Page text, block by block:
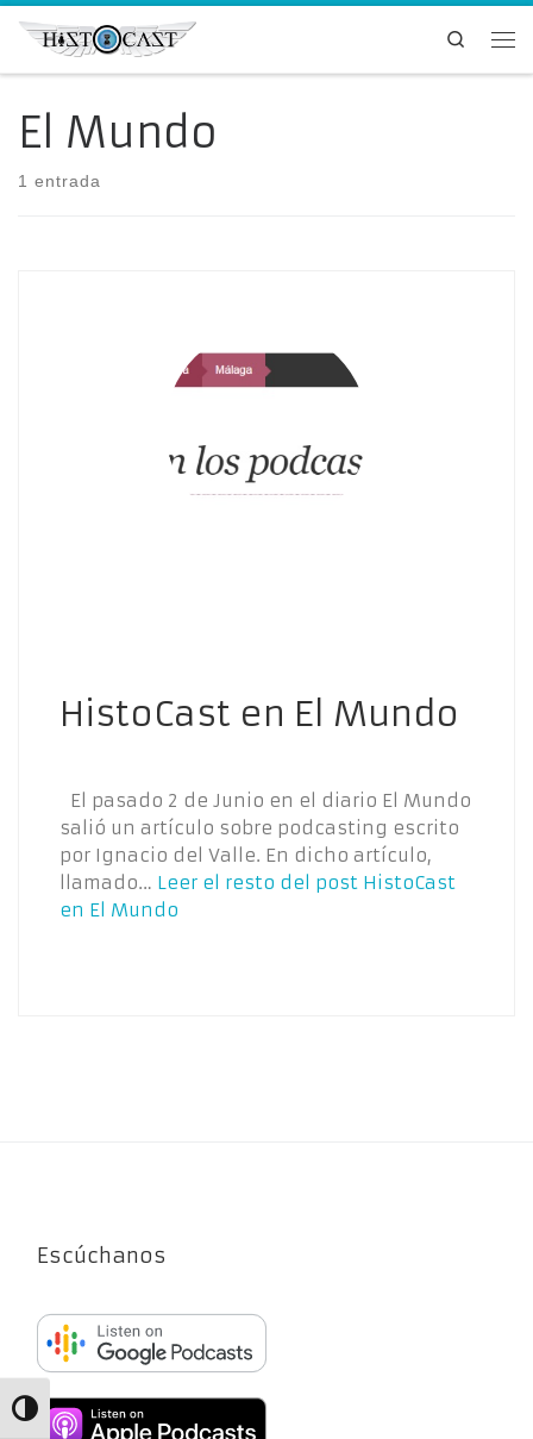
Alternar alto contraste
Saltar al contenido
Search
El Mundo
1 entrada
HistoCast en El Mundo
El pasado 2 de Junio en el diario El Mundo
salió un artículo sobre podcasting escrito
por Ignacio del Valle. En dicho artículo,
llamado… Leer el resto del post HistoCast
en El Mundo
Escúchanos